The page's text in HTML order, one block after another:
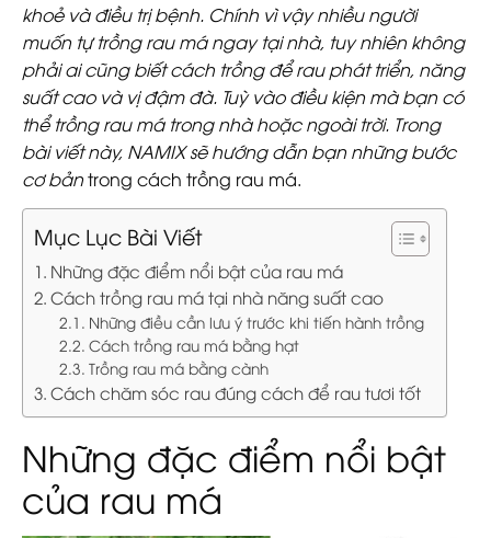
khoẻ và điều trị bệnh. Chính vì vậy nhiều người
muốn tự trồng rau má ngay tại nhà, tuy nhiên không
phải ai cũng biết cách trồng để rau phát triển, năng
suất cao và vị đậm đà. Tuỳ vào điều kiện mà bạn có
thể trồng rau má trong nhà hoặc ngoài trời. Trong
bài viết này, NAMIX sẽ hướng dẫn bạn những bước
cơ bảntrong cách trồng rau má.
Mục Lục Bài Viết
Những đặc điểm nổi bật của rau má
Cách trồng rau má tại nhà năng suất cao
Những điều cần lưu ý trước khi tiến hành trồng
Cách trồng rau má bằng hạt
Trồng rau má bằng cành
Cách chăm sóc rau đúng cách để rau tươi tốt
Những đặc điểm nổi bật
của rau má